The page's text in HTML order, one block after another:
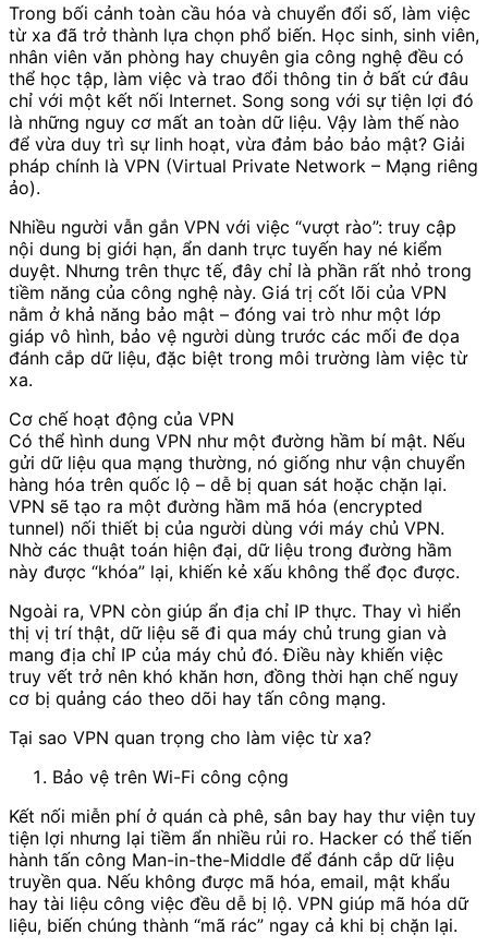
Trong bối cảnh toàn cầu hóa và chuyển đổi số, làm việc
từ xa đã trở thành lựa chọn phổ biến. Học sinh, sinh viên,
nhân viên văn phòng hay chuyên gia công nghệ đều có
thể học tập, làm việc và trao đổi thông tin ở bất cứ đâu
chỉ với một kết nối Internet. Song song với sự tiện lợi đó
là những nguy cơ mất an toàn dữ liệu. Vậy làm thế nào
để vừa duy trì sự linh hoạt, vừa đảm bảo bảo mật? Giải
pháp chính là VPN (Virtual Private Network – Mạng riêng
ảo).
Nhiều người vẫn gắn VPN với việc “vượt rào”: truy cập
nội dung bị giới hạn, ẩn danh trực tuyến hay né kiểm
duyệt. Nhưng trên thực tế, đây chỉ là phần rất nhỏ trong
tiềm năng của công nghệ này. Giá trị cốt lõi của VPN
nằm ở khả năng bảo mật – đóng vai trò như một lớp
giáp vô hình, bảo vệ người dùng trước các mối đe dọa
đánh cắp dữ liệu, đặc biệt trong môi trường làm việc từ
xa.
Cơ chế hoạt động của VPN
Có thể hình dung VPN như một đường hầm bí mật. Nếu
gửi dữ liệu qua mạng thường, nó giống như vận chuyển
hàng hóa trên quốc lộ – dễ bị quan sát hoặc chặn lại.
VPN sẽ tạo ra một đường hầm mã hóa (encrypted
tunnel) nối thiết bị của người dùng với máy chủ VPN.
Nhờ các thuật toán hiện đại, dữ liệu trong đường hầm
này được “khóa” lại, khiến kẻ xấu không thể đọc được.
Ngoài ra, VPN còn giúp ẩn địa chỉ IP thực. Thay vì hiển
thị vị trí thật, dữ liệu sẽ đi qua máy chủ trung gian và
mang địa chỉ IP của máy chủ đó. Điều này khiến việc
truy vết trở nên khó khăn hơn, đồng thời hạn chế nguy
cơ bị quảng cáo theo dõi hay tấn công mạng.
Tại sao VPN quan trọng cho làm việc từ xa?
Bảo vệ trên Wi-Fi công cộng
Kết nối miễn phí ở quán cà phê, sân bay hay thư viện tuy
tiện lợi nhưng lại tiềm ẩn nhiều rủi ro. Hacker có thể tiến
hành tấn công Man-in-the-Middle để đánh cắp dữ liệu
truyền qua. Nếu không được mã hóa, email, mật khẩu
hay tài liệu công việc đều dễ bị lộ. VPN giúp mã hóa dữ
liệu, biến chúng thành “mã rác” ngay cả khi bị chặn lại.